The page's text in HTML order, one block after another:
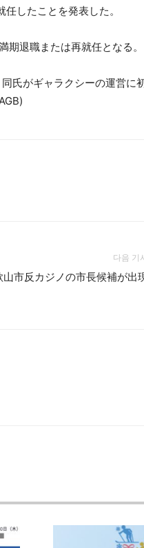
したことを発表した。
退職または再就任となる。
氏がギャラクシーの運営に
다음 기
山市反カジノの市長候補が出